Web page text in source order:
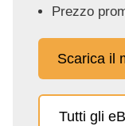
Prezzo
Scarica il
Tutti gli